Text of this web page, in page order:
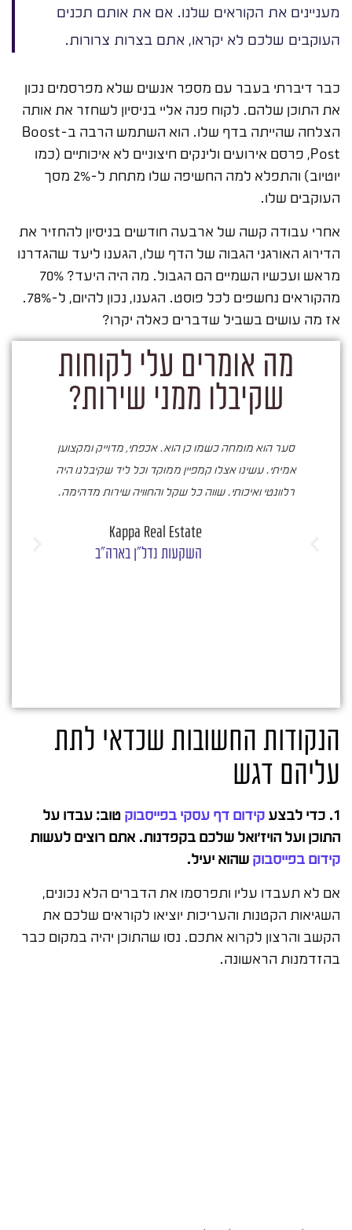
מעניינים את הקוראים שלנו. אם את אותם תכנים
העוקבים שלכם לא יקראו, אתם בצרות צרורות.
כבר דיברתי בעבר עם מספר אנשים שלא מפרסמים נכון
את התוכן שלהם. לקוח פנה אליי בניסיון לשחזר את אותה
הצלחה שהייתה בדף שלו. הוא השתמש הרבה ב-Boost
Post, פרסם אירועים ולינקים חיצוניים לא איכותיים (כמו
יוטיוב) והתפלא למה החשיפה שלו מתחת ל-2% מסך
העוקבים שלו.
אחרי עבודה קשה של ארבעה חודשים בניסיון להחזיר את
הדירוג האורגני הגבוה של הדף שלו, הגענו ליעד שהגדרנו
מראש ועכשיו השמיים הם הגבול. מה היה היעד? 70%
מהקוראים נחשפים לכל פוסט. הגענו, נכון להיום, ל-78%.
אז מה עושים בשביל שדברים כאלה יקרו?
מה אומרים עלי לקוחות
שקיבלו ממני שירות?
סער הוא מומחה כשמו כן הוא. אכפתי, מדוייק ומקצוען
אמיתי. עשינו אצלו קמפיין ממוקד וכל ליד שקיבלנו היה
רלוונטי ואיכותי. שווה כל שקל והחוויה שירות מדהימה.
Kappa Real Estate
השקעות נדל"ן בארה"ב
הנקודות החשובות שכדאי לתת
עליהם דגש
1. כדי לבצע קידום דף עסקי בפייסבוק טוב: עבדו על
התוכן ועל הויז'ואל שלכם בקפדנות. אתם רוצים לעשות
קידום בפייסבוקשהוא יעיל.
אם לא תעבדו עליו ותפרסמו את הדברים הלא נכונים,
השגיאות הקטנות והעריכות יוציאו לקוראים שלכם את
הקשב והרצון לקרוא אתכם. נסו שהתוכן יהיה במקום כבר
בהזדמנות הראשונה.